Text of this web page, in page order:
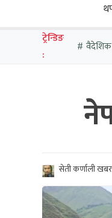
ट्रेन्डिङ
:
वैदेशिक
सेती कर्णाली खबर